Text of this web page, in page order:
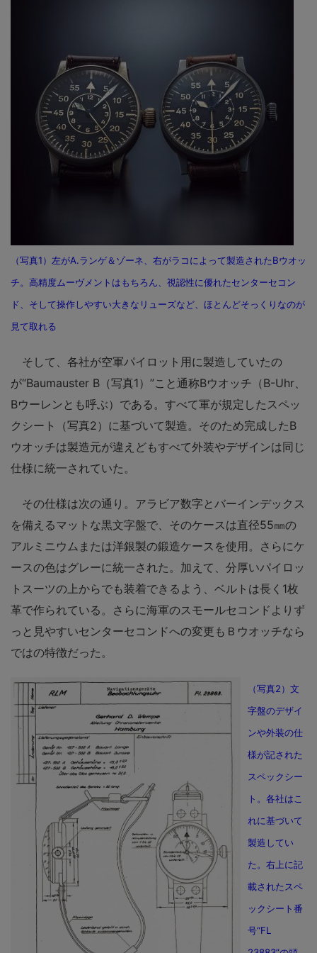
（写真1）左がA.ランゲ＆ゾーネ、右がラコによって製造されたBウオッ
チ。高精度ムーヴメントはもちろん、視認性に優れたセンターセコン
ド、そして操作しやすい大きなリューズなど、ほとんどそっくりなのが
見て取れる
そして、各社が空軍パイロット用に製造していたの
が“Baumauster B（写真1）”こと通称Bウオッチ（B-Uhr、
Bウーレンとも呼ぶ）である。すべて軍が規定したスペッ
クシート（写真2）に基づいて製造。そのため完成したB
ウオッチは製造元が違えどもすべて外装やデザインは同じ
仕様に統一されていた。
その仕様は次の通り。アラビア数字とバーインデックス
を備えるマットな黒文字盤で、そのケースは直径55㎜の
アルミニウムまたは洋銀製の鍛造ケースを使用。さらにケ
ースの色はグレーに統一された。加えて、分厚いパイロッ
トスーツの上からでも装着できるよう、ベルトは長く1枚
革で作られている。さらに海軍のスモールセコンドよりず
っと見やすいセンターセコンドへの変更もＢウオッチなら
ではの特徴だった。
（写真2）文
字盤のデザイ
ンや外装の仕
様が記された
スペックシー
ト。各社はこ
れに基づいて
製造してい
た。右上に記
載されたスペ
ックシート番
号“FL